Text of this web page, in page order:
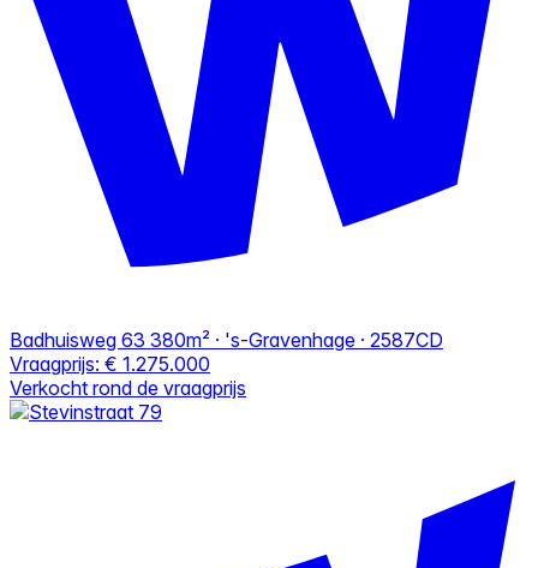
Badhuisweg 63 380m² · 's-Gravenhage · 2587CD
Vraagprijs: € 1.275.000
Verkocht rond de vraagprijs